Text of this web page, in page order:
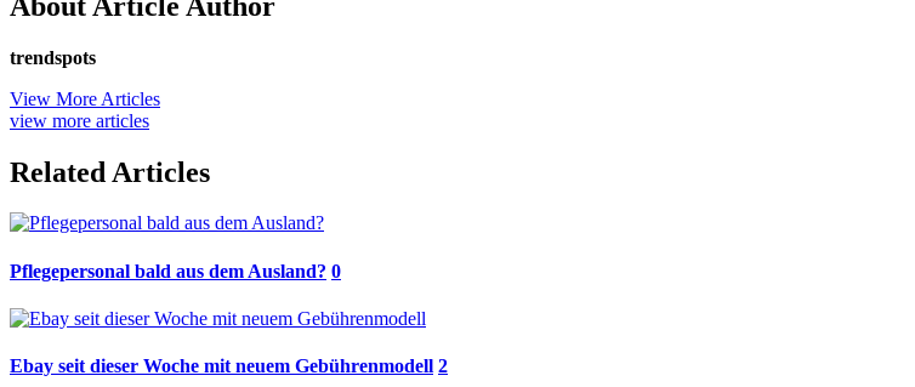
trendspots
View More Articles
view more articles
Related Articles
Pflegepersonal bald aus dem Ausland? 0
Ebay seit dieser Woche mit neuem Gebührenmodell 2